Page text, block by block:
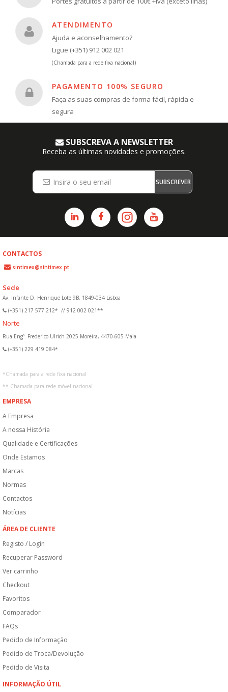
ATENDIMENTO
Ajuda e aconselhamento?
Ligue (+351) 912 002 021
(Chamada para a rede fixa nacional)
PAGAMENTO 100% SEGURO
Faça as suas compras de forma fácil, rápida e
segura
SUBSCREVA A NEWSLETTER
Receba as últimas novidades e promoções.
SUBSCREVER
CONTACTOS
sintimex@sintimex.pt
Sede
Av. Infante D. Henrique Lote 9B, 1849-034 Lisboa
(+351) 217 577 212* // 912 002 021**
Norte
Rua Engº. Frederico Ulrich 2025 Moreira, 4470-605 Maia
(+351) 229 419 084*
*Chamada para a rede fixa nacional
** Chamada para rede móvel nacional
EMPRESA
A Empresa
A nossa História
Qualidade e Certificações
Onde Estamos
Marcas
Normas
Contactos
Notícias
ÁREA DE CLIENTE
Registo / Login
Recuperar Password
Ver carrinho
Checkout
Favoritos
Comparador
FAQs
Pedido de Informação
Pedido de Troca/Devolução
Pedido de Visita
INFORMAÇÃO ÚTIL